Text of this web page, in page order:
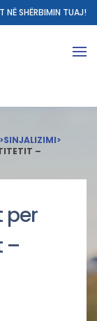
NË SHËRBIMIN TUAJ!
>SINJALIZIMI>
–
per
–